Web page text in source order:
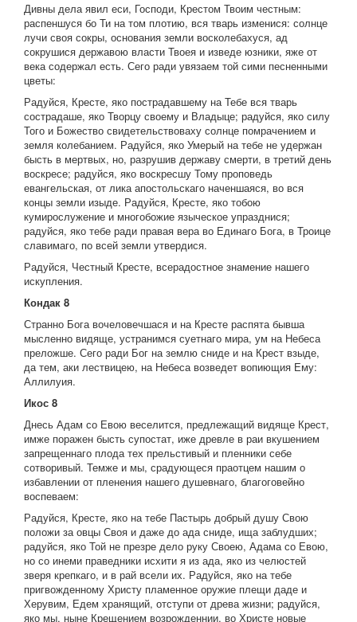
Дивны дела явил еси, Господи, Крестом Твоим честным:
распеншуся бо Ти на том плотию, вся тварь изменися: солнце
лучи своя сокры, основания земли восколебахуся, ад
сокрушися державою власти Твоея и изведе юзники, яже от
века содержал есть. Сего ради увязаем той сими песненными
цветы:
Радуйся, Кресте, яко пострадавшему на Тебе вся тварь
сострадаше, яко Творцу своему и Владыце; радуйся, яко силу
Того и Божество свидетельствоваху солнце помрачением и
земля колебанием. Радуйся, яко Умерый на тебе не удержан
бысть в мертвых, но, разрушив державу смерти, в третий день
воскресе; радуйся, яко воскресшу Тому проповедь
евангельская, от лика апостольскаго наченшаяся, во вся
концы земли изыде. Радуйся, Кресте, яко тобою
кумирослужение и многобожие языческое упразднися;
радуйся, яко тебе ради правая вера во Единаго Бога, в Троице
славимаго, по всей земли утвердися.
Радуйся, Честный Кресте, всерадостное знамение нашего
искупления.
Кондак 8
Странно Бога вочеловечшася и на Кресте распята бывша
мысленно видяще, устранимся суетнаго мира, ум на Небеса
преложше. Сего ради Бог на землю сниде и на Крест взыде,
да тем, аки лествицею, на Небеса возведет вопиющия Ему:
Аллилуия.
Икос 8
Днесь Адам со Евою веселится, предлежащий видяще Крест,
имже поражен бысть супостат, иже древле в раи вкушением
запрещеннаго плода тех прельстивый и пленники себе
сотворивый. Темже и мы, срадующеся праотцем нашим о
избавлении от пленения нашего душевнаго, благоговейно
воспеваем:
Радуйся, Кресте, яко на тебе Пастырь добрый душу Свою
положи за овцы Своя и даже до ада сниде, ища заблудших;
радуйся, яко Той не презре дело руку Своею, Адама со Евою,
но со инеми праведники исхити я из ада, яко из челюстей
зверя крепкаго, и в рай всели их. Радуйся, яко на тебе
пригвожденному Христу пламенное оружие плещи даде и
Херувим, Едем хранящий, отступи от древа жизни; радуйся,
яко мы, ныне Крещением возрожденнии, во Христе новые